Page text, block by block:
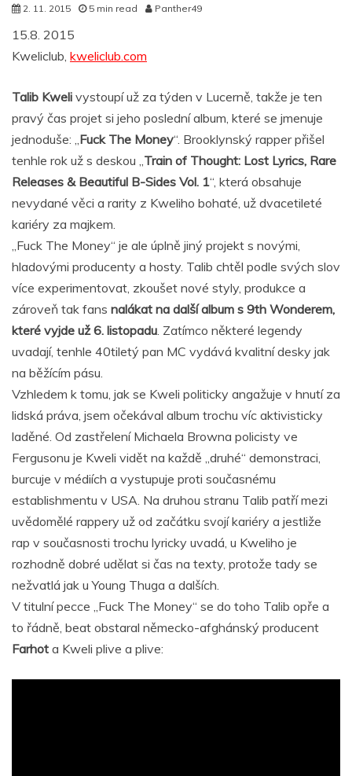
2. 11. 2015 5 min read Panther49
15.8. 2015
Kweliclub, kweliclub.com
Talib Kweli vystoupí už za týden v Lucerně, takže je ten
pravý čas projet si jeho poslední album, které se jmenuje
jednoduše: „Fuck The Money“. Brooklynský rapper přišel
tenhle rok už s deskou „Train of Thought: Lost Lyrics, Rare
Releases & Beautiful B-Sides Vol. 1“, která obsahuje
nevydané věci a rarity z Kweliho bohaté, už dvacetileté
kariéry za majkem.
„Fuck The Money“ je ale úplně jiný projekt s novými,
hladovými producenty a hosty. Talib chtěl podle svých slov
více experimentovat, zkoušet nové styly, produkce a
zároveň tak fans nalákat na další album s 9th Wonderem,
které vyjde už 6. listopadu. Zatímco některé legendy
uvadají, tenhle 40tiletý pan MC vydává kvalitní desky jak
na běžícím pásu.
Vzhledem k tomu, jak se Kweli politicky angažuje v hnutí za
lidská práva, jsem očekával album trochu víc aktivisticky
laděné. Od zastřelení Michaela Browna policisty ve
Fergusonu je Kweli vidět na každě „druhé“ demonstraci,
burcuje v médiích a vystupuje proti současnému
establishmentu v USA. Na druhou stranu Talib patří mezi
uvědomělé rappery už od začátku svojí kariéry a jestliže
rap v současnosti trochu lyricky uvadá, u Kweliho je
rozhodně dobré udělat si čas na texty, protože tady se
nežvatlá jak u Young Thuga a dalších.
V titulní pecce „Fuck The Money“ se do toho Talib opře a
to řádně, beat obstaral německo-afghánský producent
Farhot a Kweli plive a plive: